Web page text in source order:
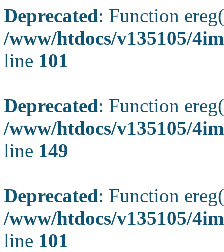
Deprecated: Function
/www/htdocs/v135105/
line 101
Deprecated: Function
/www/htdocs/v135105/
line 149
Deprecated: Function
/www/htdocs/v135105/
line 101